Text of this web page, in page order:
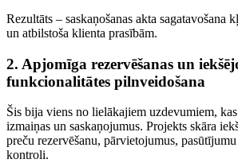
Rezultāts – saskaņošanas akta sagatavošana
un atbilstoša klienta prasībām.
2. Apjomīga rezervēšanas un
funkcionalitātes pilnveidošana
Šis bija viens no lielākajiem uzdevumiem,
izmaiņas un saskaņojumus. Projekts skāra
preču rezervēšanu, pārvietojumus,
kontroli.